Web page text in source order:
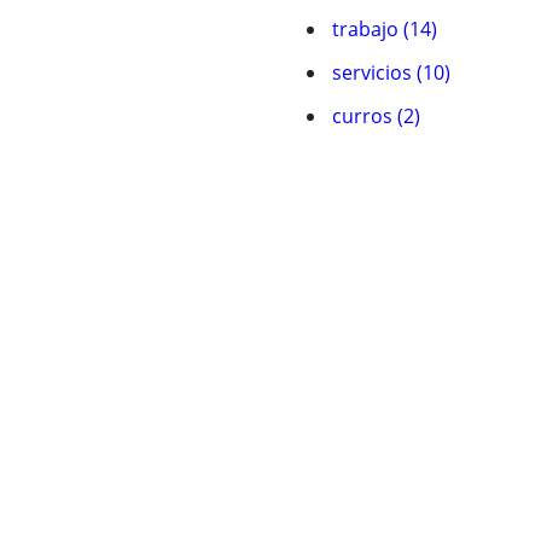
trabajo (14)
servicios (10)
curros (2)